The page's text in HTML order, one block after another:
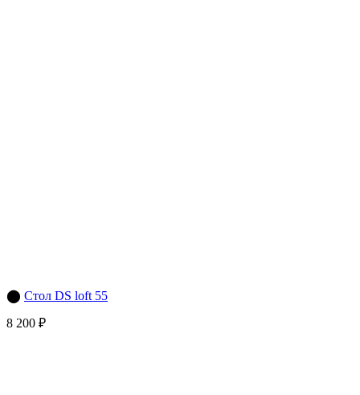
⬤ Стол DS loft 55
8 200 ₽